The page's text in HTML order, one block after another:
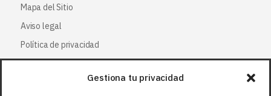
Gestiona tu privacidad
Mapa del Sitio
Aviso legal
Política de privacidad
Política de cookies